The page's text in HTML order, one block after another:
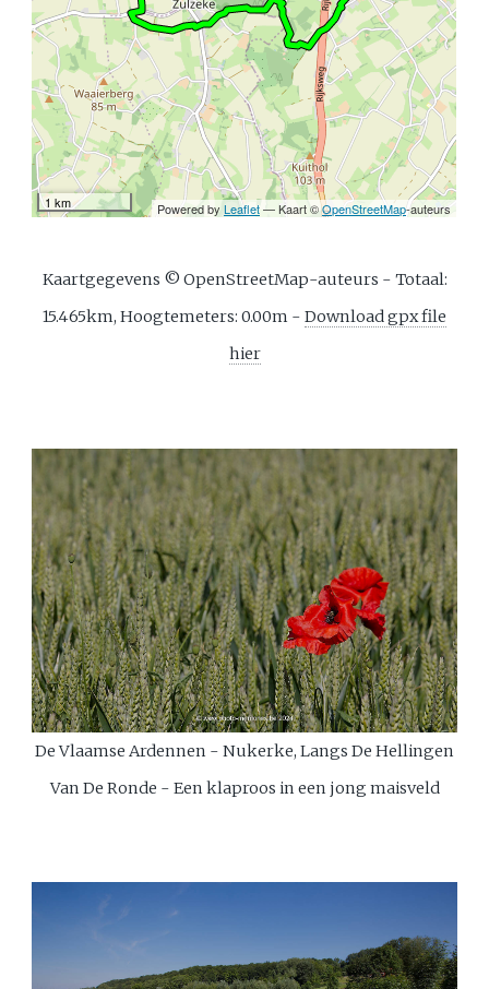
Kaartgegevens © OpenStreetMap-auteurs - Totaal:
15.465km, Hoogtemeters: 0.00m - Download gpx file
hier
De Vlaamse Ardennen - Nukerke, Langs De Hellingen
Van De Ronde - Een klaproos in een jong maisveld